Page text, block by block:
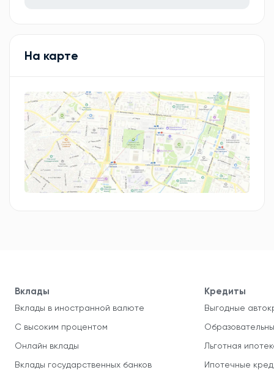
На карте
Вклады
Вклады в иностранной валюте
С высоким процентом
Онлайн вклады
Вклады государственных банков
Кредиты
Выгодные
Льготная
Ипотечные